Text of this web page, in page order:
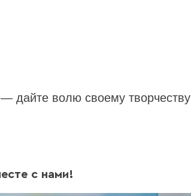
дайте волю своему творчеству
с нами!